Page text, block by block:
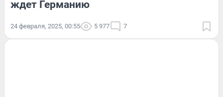
ждет Германию
24 февраля, 2025, 00:55 5 977 7